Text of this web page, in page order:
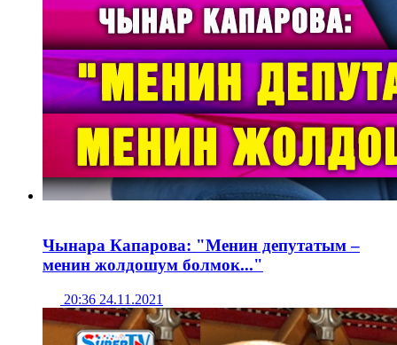
Чынара Капарова: "Менин депутатым –
менин жолдошум болмок..."
20:36 24.11.2021